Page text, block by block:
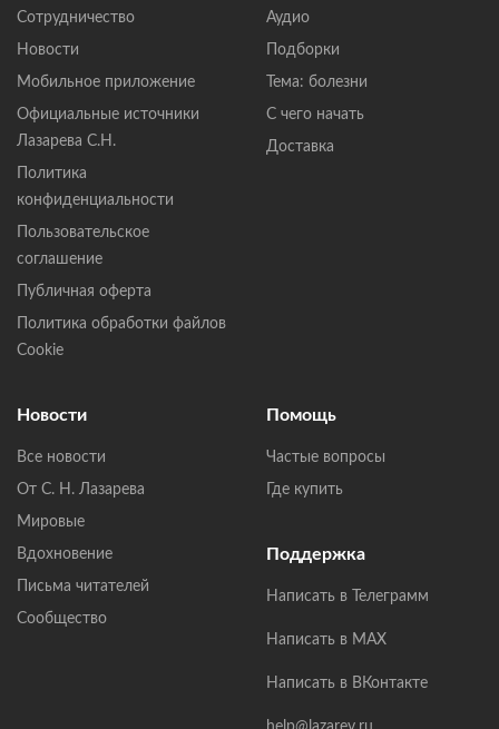
Сотрудничество
Новости
Мобильное приложение
Официальные источники
Лазарева С.Н.
Политика
конфиденциальности
Пользовательское
соглашение
Публичная оферта
Политика обработки файлов
Cookie
Аудио
Подборки
Тема: болезни
С чего начать
Доставка
Новости
Все новости
От С. Н. Лазарева
Мировые
Вдохновение
Письма читателей
Сообщество
Помощь
Частые вопросы
Где купить
Поддержка
Написать в Телеграмм
Написать в MAX
Написать в ВКонтакте